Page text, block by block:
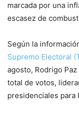
marcada por una
escasez de
Según la
Supremo Electoral
agosto, Rodrigo
total de votos,
presidenciales para